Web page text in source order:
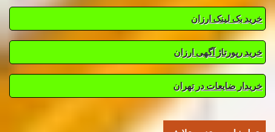
خرید بک لینک ارزان
خرید رپورتاژ آگهی ارزان
خریدار ضایعات در تهران